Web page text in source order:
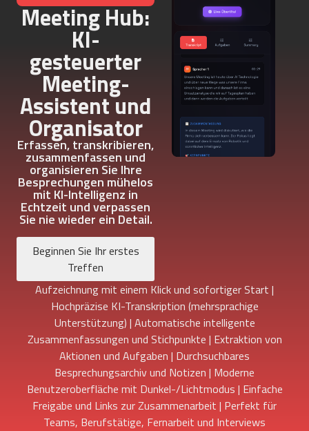
Meeting Hub:
KI-
gesteuerter
Meeting-
Assistent und
Organisator
Erfassen, transkribieren,
zusammenfassen und
organisieren Sie Ihre
Besprechungen mühelos
mit KI-Intelligenz in
Echtzeit und verpassen
Sie nie wieder ein Detail.
Beginnen Sie Ihr erstes
Treffen
Aufzeichnung mit einem Klick und sofortiger Start |
Hochpräzise KI-Transkription (mehrsprachige
Unterstützung) | Automatische intelligente
Zusammenfassungen und Stichpunkte | Extraktion von
Aktionen und Aufgaben | Durchsuchbares
Besprechungsarchiv und Notizen | Moderne
Benutzeroberfläche mit Dunkel-/Lichtmodus | Einfache
Freigabe und Links zur Zusammenarbeit | Perfekt für
Teams, Berufstätige, Fernarbeit und Interviews